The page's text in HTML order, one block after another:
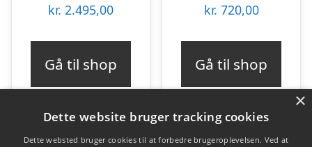
kr. 2.495,00
Gå til shop
kr. 720,00
Gå til shop
×
Dette website bruger tracking cookies
Dette websted bruger cookies til at forbedre brugeroplevelsen. Ved at